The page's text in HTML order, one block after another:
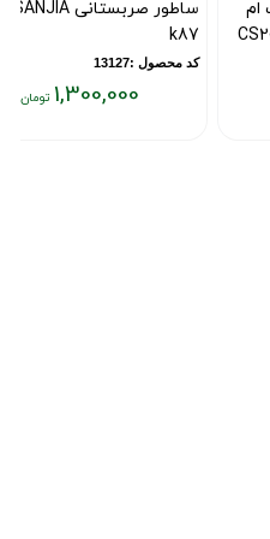
ساطور صربستانی SANJIA مدل
k87
کد محصول :13127
1,300,000